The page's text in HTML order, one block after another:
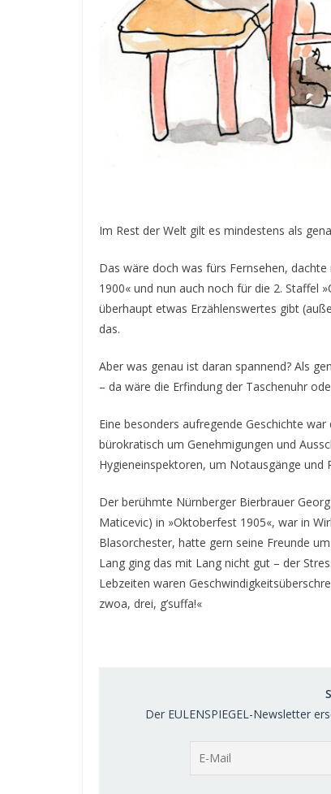
Im Rest der Welt gilt es mindestens als
Das wäre doch was fürs Fernsehen,
1900« und nun auch noch für die 2. Staffel
überhaupt etwas Erzählenswertes gibt
das.
Aber was genau ist daran spannend? Als
– da wäre die Erfindung der Taschenuhr
Eine besonders aufregende Geschichte
bürokratisch um Genehmigungen und
Hygieneinspektoren, um Notausgänge und
Der berühmte Nürnberger Bierbrauer
Maticevic) in »Oktoberfest 1905«, war in
Blasorchester, hatte gern seine Freunde
Lang ging das mit Lang nicht gut – der
Lebzeiten waren
zwoa, drei, g’suffa!«
Der EULENSPIEGEL-Newsletter